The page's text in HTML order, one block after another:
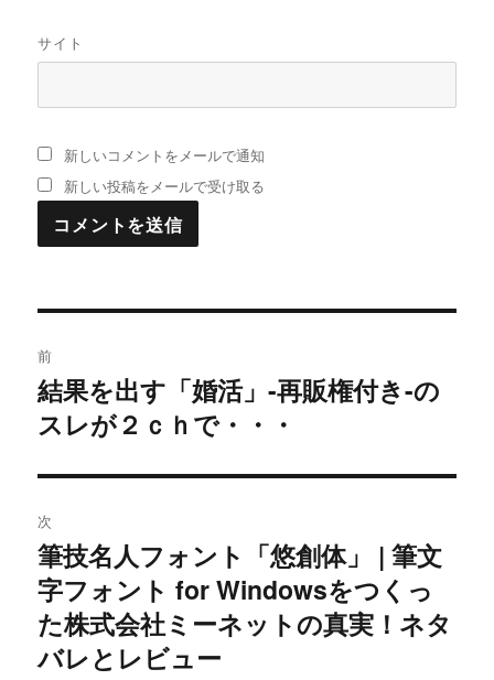
サイト
新しいコメントをメールで通知
新しい投稿をメールで受け取る
稿
ナ
ビ
ゲ
ー
シ
ョ
前
過
去
投
稿:
結果を出す「婚活」-再販権付き-の
スレが２ｃｈで・・・
次
次
の
投
稿:
筆技名人フォント「悠創体」 | 筆文
字フォント for Windowsをつくっ
た株式会社ミーネットの真実！ネタ
バレとレビュー